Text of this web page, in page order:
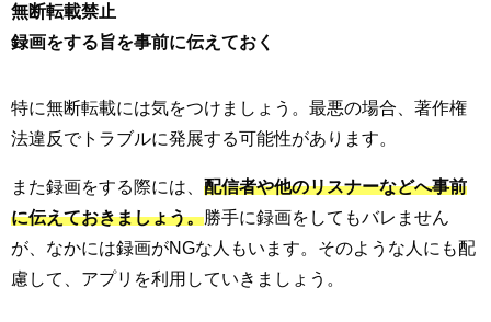
無断転載禁止
録画をする旨を事前に伝えておく
特に無断転載には気をつけましょう。最悪の場合、著作権
法違反でトラブルに発展する可能性があります。
また録画をする際には、 配信者や他のリスナーなどへ事前
に伝えておきましょう。勝手に録画をしてもバレません
が、なかには録画がNGな人もいます。そのような人にも配
慮して、アプリを利用していきましょう。